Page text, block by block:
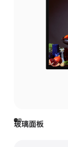
玻璃面板